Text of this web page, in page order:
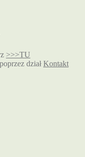
>>>TU
działKontakt